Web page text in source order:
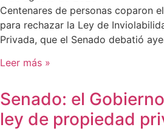
Centenares de personas coparon
para rechazar la Ley de
Privada, que el Senado debatió
Leer más »
Senado: el
ley de propiedad